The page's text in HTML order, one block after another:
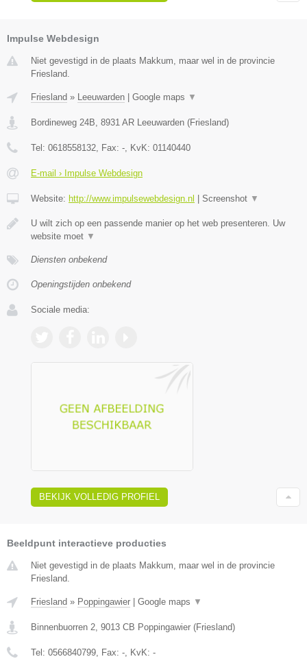
Impulse Webdesign
Niet gevestigd in de plaats Makkum, maar wel in de provincie
Friesland.
Friesland » Leeuwarden Google maps ▼
Bordineweg 24B, 8931 AR Leeuwarden (Friesland)
Tel: 0618558132, Fax: -, KvK: 01140440
E-mail › Impulse Webdesign
Website: http://www.impulsewebdesign.nl Screenshot ▼
U wilt zich op een passende manier op het web presenteren. Uw
website moet ▼
Diensten onbekend
Openingstijden onbekend
Sociale media:
BEKIJK VOLLEDIG PROFIEL
Beeldpunt interactieve producties
Niet gevestigd in de plaats Makkum, maar wel in de provincie
Friesland.
Friesland » Poppingawier Google maps ▼
Binnenbuorren 2, 9013 CB Poppingawier (Friesland)
Tel: 0566840799, Fax: -, KvK: -